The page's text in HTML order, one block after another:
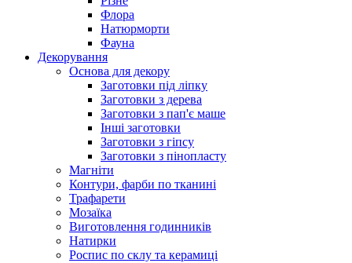
Флора
Натюрморти
Фауна
Декорування
Основа для декору
Заготовки під ліпку
Заготовки з дерева
Заготовки з пап'є маше
Інші заготовки
Заготовки з гіпсу
Заготовки з пінопласту
Магніти
Контури, фарби по тканині
Трафарети
Мозаїка
Виготовлення годинників
Натирки
Роспис по склу та керамиці